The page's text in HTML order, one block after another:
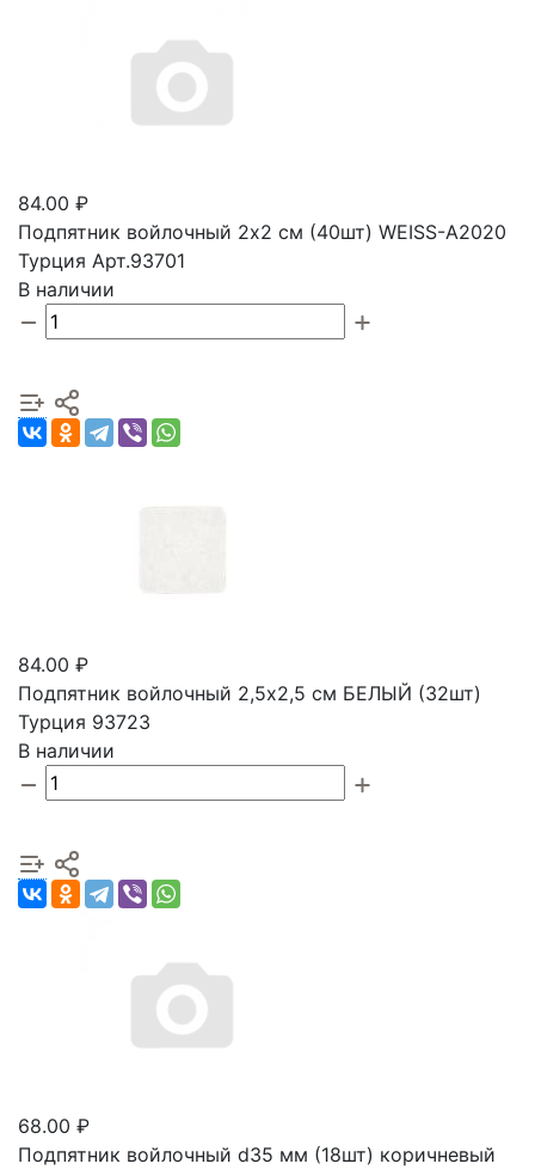
84.00 ₽
Подпятник войлочный 2х2 см (40шт) WEISS-A2020
Турция Арт.93701
В наличии
84.00 ₽
Подпятник войлочный 2,5х2,5 см БЕЛЫЙ (32шт)
Турция 93723
В наличии
68.00 ₽
Подпятник войлочный d35 мм (18шт) коричневый